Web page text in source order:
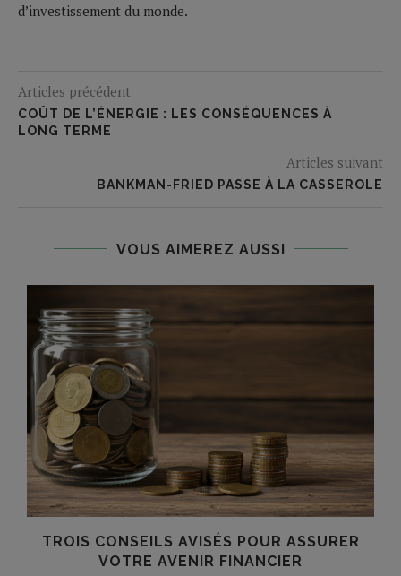
d’investissement du monde.
Articles précédent
COÛT DE L’ÉNERGIE : LES CONSÉQUENCES À
LONG TERME
Articles suivant
BANKMAN-FRIED PASSE À LA CASSEROLE
VOUS AIMEREZ AUSSI
TROIS CONSEILS AVISÉS POUR ASSURER
VOTRE AVENIR FINANCIER